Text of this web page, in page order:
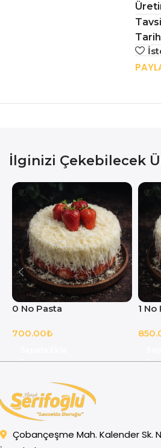
İlginizi Çekebilecek
0 No Pasta
700.00₺
1 No
Çobançeşme Mah. Kalender Sk.